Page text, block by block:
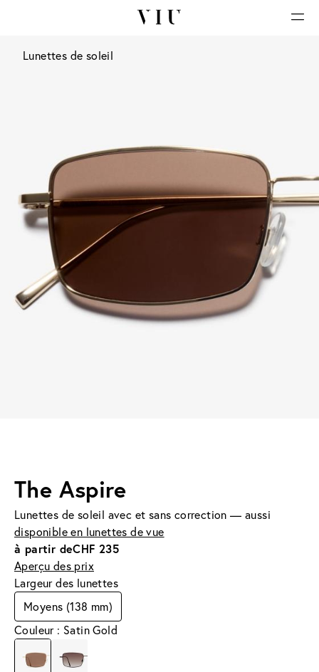
Lunettes de soleil
The Aspire
Lunettes de soleil avec et sans correction — aussi
disponible en lunettes de vue
à partir deCHF 235
Aperçu des prix
Largeur des lunettes
Moyens (138 mm)
Couleur : Satin Gold